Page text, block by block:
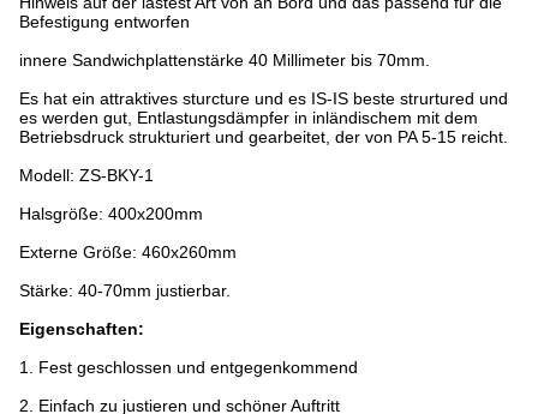
Befestigung entworfen
innere Sandwichplattenstärke 40 Millimeter bis 70mm.
Es hat ein attraktives sturcture und es IS-IS beste strurtured und
es werden gut, Entlastungsdämpfer in inländischem mit dem
Betriebsdruck strukturiert und gearbeitet, der von PA 5-15 reicht.
Modell: ZS-BKY-1
Halsgröße: 400x200mm
Externe Größe: 460x260mm
Stärke: 40-70mm justierbar.
Eigenschaften:
1. Fest geschlossen und entgegenkommend
2. Einfach zu justieren und schöner Auftritt